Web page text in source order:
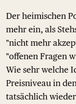
Der heimischen
mehr ein, als
"nicht mehr
"offenen Fragen
Wie sehr welche
Preisniveau in
tatsächlich